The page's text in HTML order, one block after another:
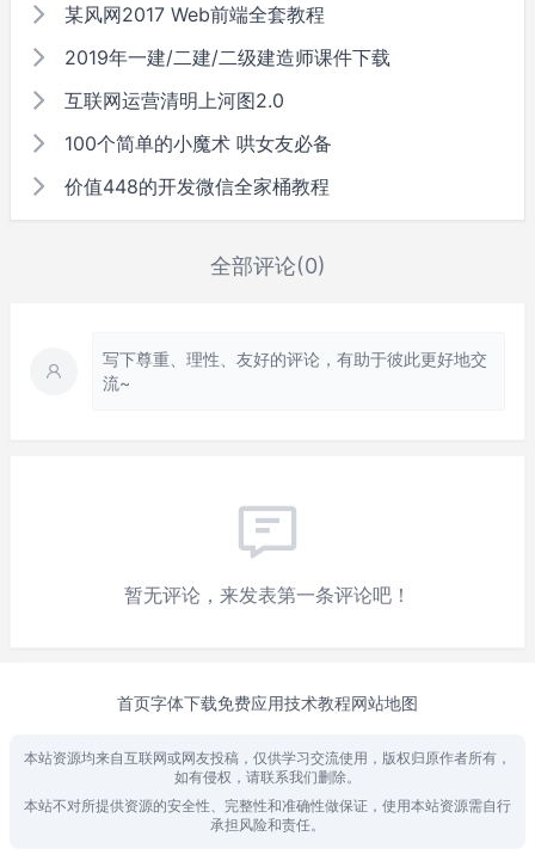
某风网2017 Web前端全套教程
2019年一建/二建/二级建造师课件下载
互联网运营清明上河图2.0
100个简单的小魔术 哄女友必备
价值448的开发微信全家桶教程
全部评论(0)
写下尊重、理性、友好的评论，有助于彼此更好地交
流~
暂无评论，来发表第一条评论吧！
首页字体下载免费应用技术教程网站地图
本站资源均来自互联网或网友投稿，仅供学习交流使用，版权归原作者所有，
如有侵权，请联系我们删除。
本站不对所提供资源的安全性、完整性和准确性做保证，使用本站资源需自行
承担风险和责任。